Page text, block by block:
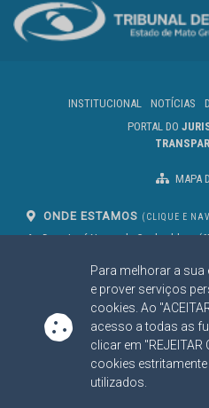
Para melhorar a
e prover serviços
cookies. Ao
acesso a todas as
clicar em "REJEITAR
cookies
utilizados.
INSTITUCIONAL NOTÍCIAS
PORTAL DO
MAPA
ONDE ESTAMOS (CLIQUE E
Av. Des. José Nunes da Cunha, bloco
Campo Grande/MS
CEP: 79031-310
SIGA NOSSAS REDES
Linked InYoutube
Facebook
X